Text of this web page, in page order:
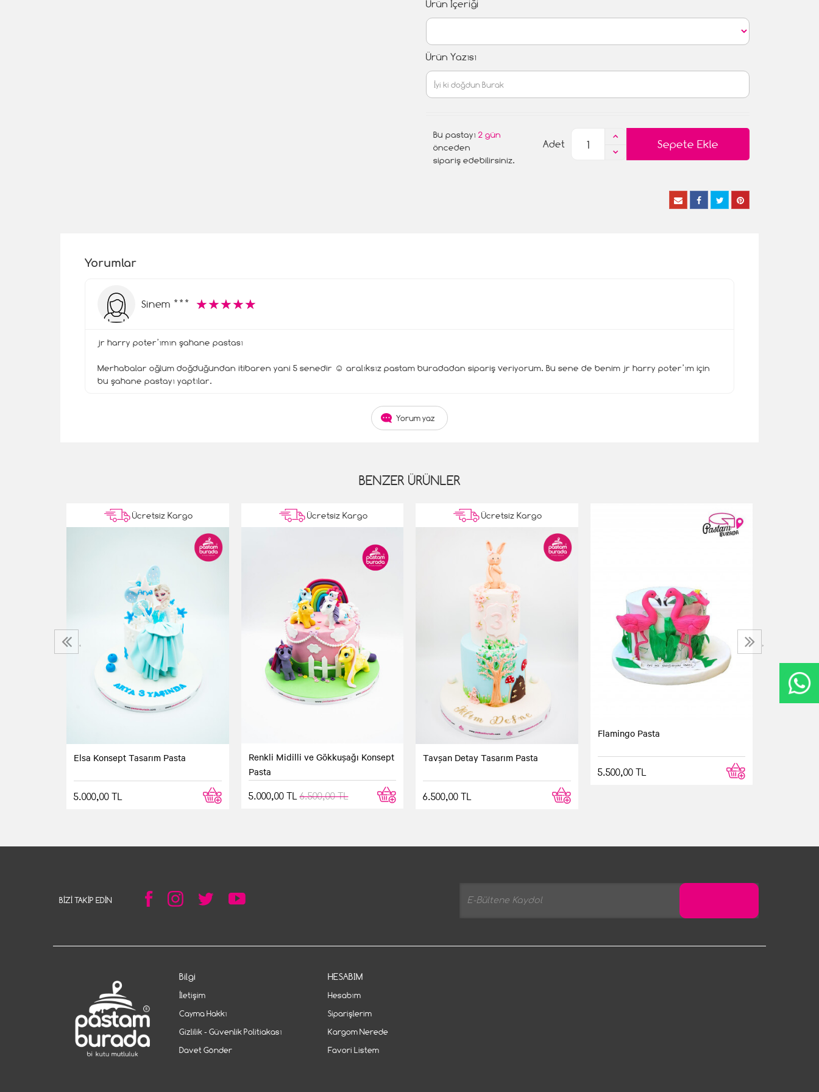
Ürün İçeriği
Ürün Yazısı
Bu pastayı 2 gün
önceden
sipariş edebilirsiniz.
Sepete Ekle
Adet
Yorumlar
Sinem *** ☆☆☆☆☆
★★★★★
jr harry poter’ımın şahane pastası
Merhabalar oğlum doğduğundan itibaren yani 5 senedir ☺️ aralıksız pastam buradadan sipariş veriyorum. Bu sene de benim jr harry poter’ım için
bu şahane pastayı yaptılar.
Yorum yaz
BENZER ÜRÜNLER
Ücretsiz Kargo
Elsa Konsept Tasarım Pasta
5.000,00 TL
Ücretsiz Kargo
Renkli Midilli ve Gökkuşağı Konsept
Pasta
5.000,00 TL 6.500,00 TL
Ücretsiz Kargo
Tavşan Detay Tasarım Pasta
6.500,00 TL
Flamingo Pasta
5.500,00 TL
‹ ›
BIZI TAKIP EDIN
Bilgi
İletişim
Cayma Hakkı
Gizlilik - Güvenlik Politiakası
Davet Gönder
HESABIM
Hesabım
Siparişlerim
Kargom Nerede
Favori Listem